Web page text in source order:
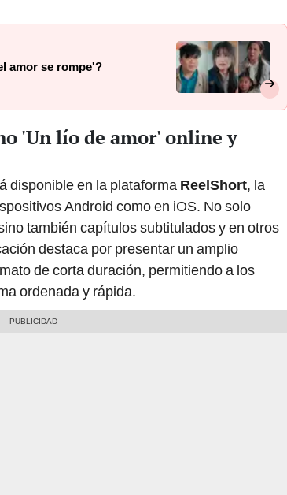
amor se rompe'?
'Un lío de amor' online y
disponible en la plataforma ReelShort, la
Android como en iOS. No solo
también capítulos subtitulados y en otros
destaca por presentar un amplio
de corta duración, permitiendo a los
ordenada y rápida.